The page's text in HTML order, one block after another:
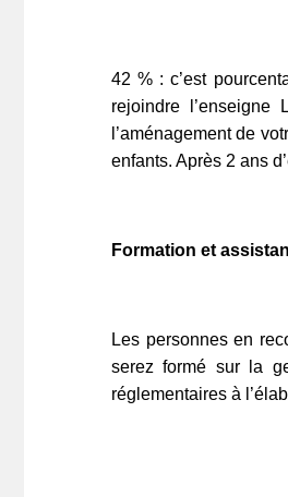
42 % : c’est
rejoindre
l’aménagement de
enfants. Après 2 ans
Formation et
Les personnes en
serez formé sur la
réglementaires à